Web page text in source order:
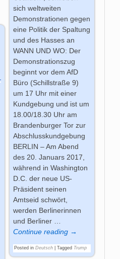
sich weltweiten
Demonstrationen gegen
eine Politik der Spaltung
und des Hasses an
WANN UND WO: Der
Demonstrationszug
beginnt vor dem AfD
Büro (Schillstraße 9)
um 17 Uhr mit einer
Kundgebung und ist um
18.00/18.30 Uhr am
Brandenburger Tor zur
Abschlusskundgebung
BERLIN – Am Abend
des 20. Januars 2017,
während in Washington
D.C. der neue US-
Präsident seinen
Amtseid schwört,
werden Berlinerinnen
und Berliner
Continue reading →
Posted in Deutsch| Tagged Trump